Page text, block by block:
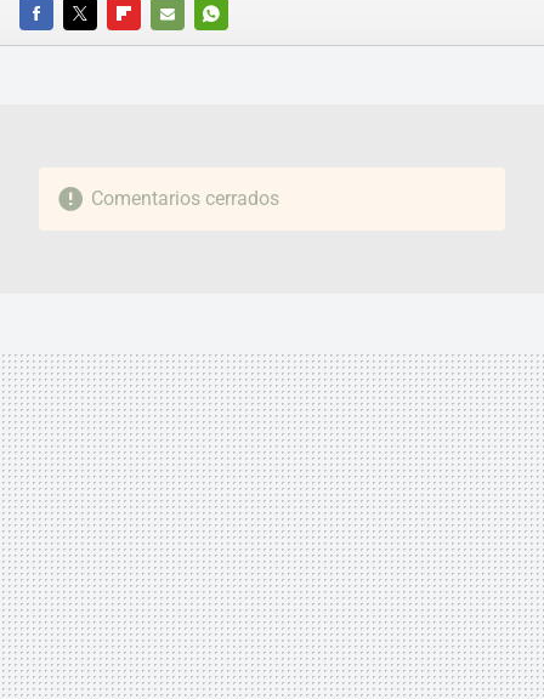
FACEBOOKTWITTERFLIPBOARD
E-
WHATSAPP
Comentarios cerrados